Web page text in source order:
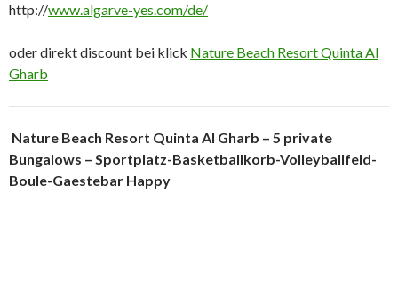
http://www.algarve-yes.com/de/
oder direkt discount bei klick Nature Beach Resort Quinta Al
Gharb
Nature Beach Resort Quinta Al Gharb – 5 private
Bungalows – Sportplatz-Basketballkorb-Volleyballfeld-
Boule-Gaestebar Happy